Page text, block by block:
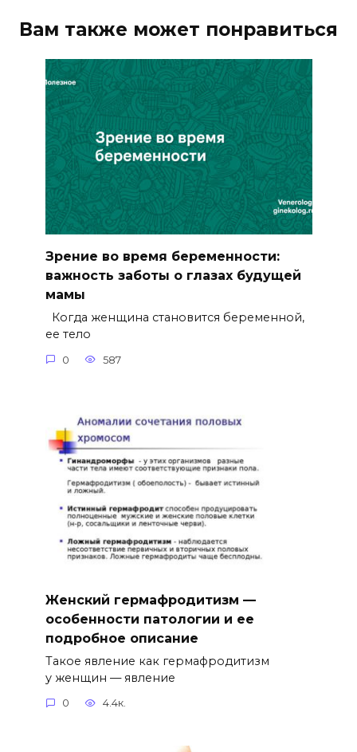
Вам также может понравиться
Зрение во время беременности:
важность заботы о глазах будущей
мамы
Когда женщина становится беременной,
ее тело
0 587
Женский гермафродитизм —
особенности патологии и ее
подробное описание
Такое явление как гермафродитизм
у женщин — явление
0 4.4к.